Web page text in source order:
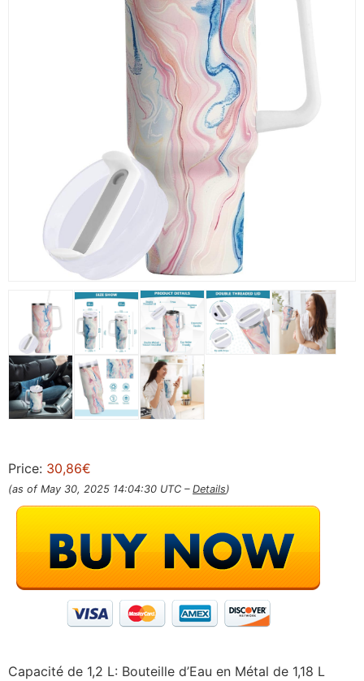
Price: 30,86€
(as of May 30, 2025 14:04:30 UTC – Details)
Capacité de 1,2 L: Bouteille d’Eau en Métal de 1,18 L